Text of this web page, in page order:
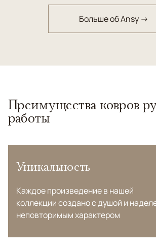
Больше об Ansy →
Преимущества ковров
работы
Уникальность
Каждое произведение в нашей
коллекции создано с душой и
неповторимым характером